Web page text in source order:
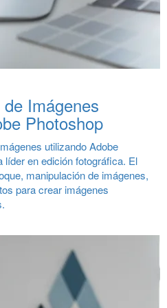
Imágenes
Photoshop
utilizando Adobe
líder en edición fotográfica. El
manipulación de imágenes,
para crear imágenes